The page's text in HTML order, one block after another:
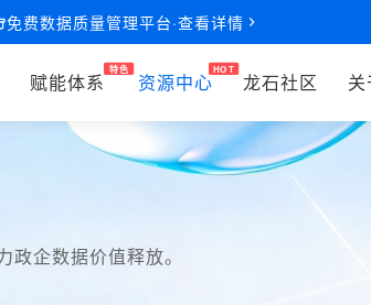
免费数据质量管理平台·查看详情
企数据价值释放。
赋能体系 资源中心 龙石社区